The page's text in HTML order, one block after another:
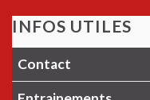
INFOS UTILES
Contact